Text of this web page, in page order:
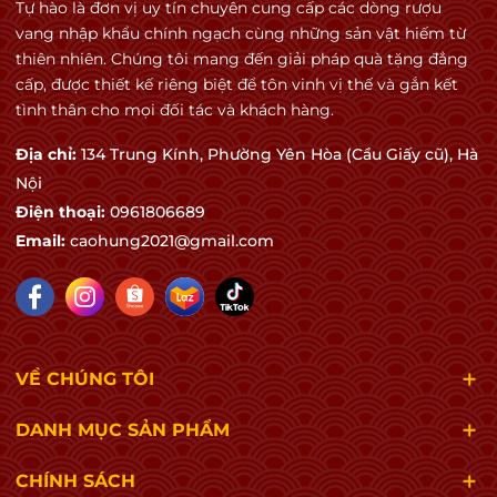
🍓 Quả mọng đỏ
Gia vị & trưởng thành
🥃 Vanilla
🌶 Gia vị ngọt
🌿 Thảo mộc khô
🍫 Chocolate nhẹ
🚬 Thuốc lá
🪵 Gỗ sồi
lịch đặc trưng của Tuscany.
👄 Cấu trúc vị rượu
Cảm nhận
Tự hào là đơn vị uy tín chuyên cung cấp các dòng rượu
vang nhập khẩu chính ngạch cùng những sản vật hiếm từ
thiên nhiên. Chúng tôi mang đến giải pháp quà tặng đẳng
cấp, được thiết kế riêng biệt để tôn vinh vị thế và gắn kết
tình thân cho mọi đối tác và khách hàng.
Địa chỉ: 134 Trung Kính, Phường Yên Hòa (Cầu Giấy cũ), Hà
Nội
Điện thoại: 0961806689
Email: caohung2021@gmail.com
VỀ CHÚNG TÔI
DANH MỤC SẢN PHẨM
CHÍNH SÁCH